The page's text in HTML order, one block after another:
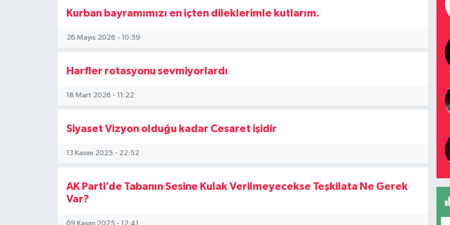
değil, parti üst yönetiminin tercihlerini yansıttı.
var?**
O kan durursa, kalp de durur.
2023 cumhurbaşkanlığı seçimlerinde Erdoğan’ın zaferi, teşkilatın fedakârlığıyla
Kurban bayramımızı en içten dileklerimle kutlarım.
26 Mayıs 2026 - 10:59
Harfler rotasyonu sevmiyorlardı
18 Mart 2026 - 11:22
Siyaset Vizyon olduğu kadar Cesaret işidir
13 Kasım 2025 - 22:52
AK Parti’de Tabanın Sesine Kulak Verilmeyecekse Teşkilata Ne Gerek
Var?
09 Kasım 2025 - 12:41